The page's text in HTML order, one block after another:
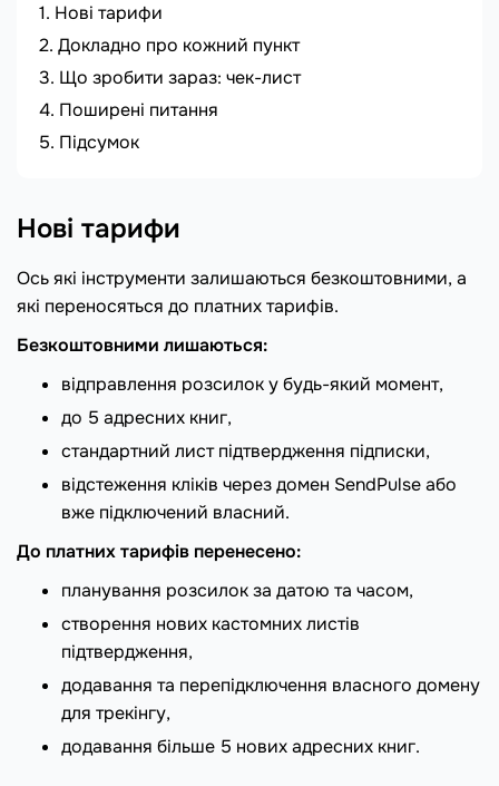
Нові тарифи
Докладно про кожний пункт
Що зробити зараз: чек-лист
Поширені питання
Підсумок
Нові тарифи
Ось які інструменти залишаються безкоштовними, а
які переносяться до платних тарифів.
Безкоштовними лишаються:
відправлення розсилок у будь-який момент,
до 5 адресних книг,
стандартний лист підтвердження підписки,
відстеження кліків через домен SendPulse або
вже підключений власний.
До платних тарифів перенесено:
планування розсилок за датою та часом,
створення нових кастомних листів
підтвердження,
додавання та перепідключення власного домену
для трекінгу,
додавання більше 5 нових адресних книг.